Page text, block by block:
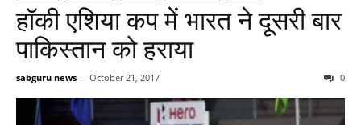
हॉकी एशिया कप में भारत ने दूसरी बार
पाकिस्तान को हराया
sabguru news - October 21, 2017 0